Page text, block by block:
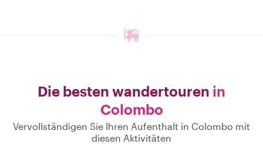
Die besten wandertouren in
Colombo
Vervollständigen Sie Ihren Aufenthalt in Colombo mit
diesen Aktivitäten